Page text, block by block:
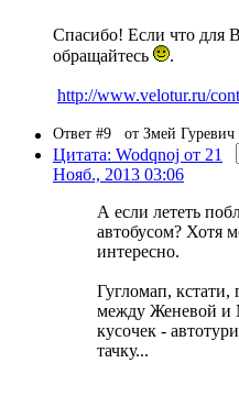
Спасибо! Если что для
обращайтесь
.
http://www.velotur.ru/
Ответ #9 от Змей
Цитата: Wodqnoj от 21
Нояб., 2013 03:06
А если лететь
автобусом? Хотя
интересно.
Гугломап, кстати,
между Женевой и
кусочек -
тачку...